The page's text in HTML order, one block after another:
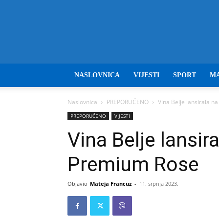
NASLOVNICA VIJESTI SPORT
Naslovnica PREPORUČENO Vina Belje lansirala
PREPORUČENO VIJESTI
Vina Belje
Premium Rose
Objavio Mateja Francuz - 11. srpnja 2023.